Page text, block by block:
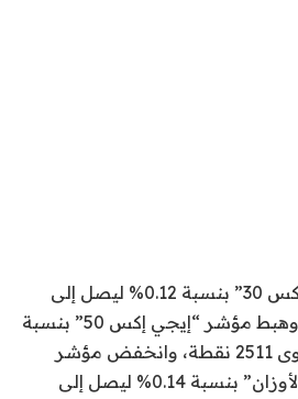
وتراجع مؤشر “إيجي إكس 30” بنسبة 0.12% ليصل إلى
مستوى 14664 نقطة، وهبط مؤشر “إيجي إكس 50” بنسبة
0.04% ليصل إلى مستوى 2511 نقطة، وانخفض مؤشر
“إيجي إكس 30 محدد الأوزان” بنسبة 0.14% ليصل إلى